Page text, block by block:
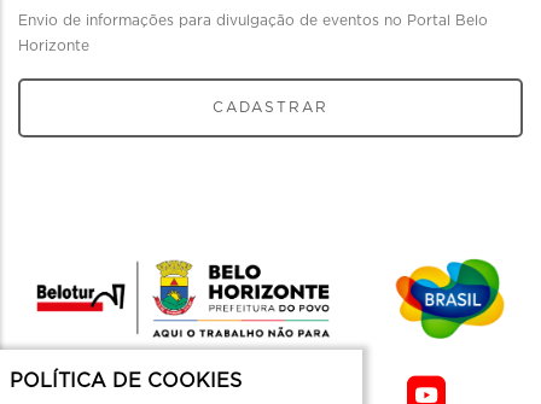
Envio de informações para divulgação de eventos no Portal Belo
Horizonte
CADASTRAR
POLÍTICA DE COOKIES